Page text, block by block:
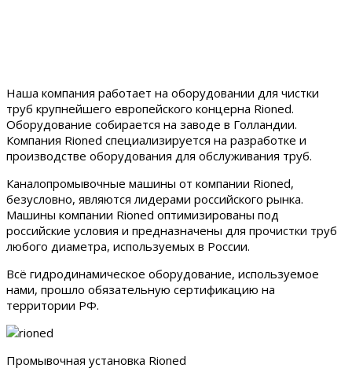
Наша компания работает на оборудовании для чистки
труб крупнейшего европейского концерна Rioned.
Оборудование собирается на заводе в Голландии.
Компания Rioned специализируется на разработке и
производстве оборудования для обслуживания труб.
Каналопромывочные машины от компании Rioned,
безусловно, являются лидерами российского рынка.
Машины компании Rioned оптимизированы под
российские условия и предназначены для прочистки труб
любого диаметра, используемых в России.
Всё гидродинамическое оборудование, используемое
нами, прошло обязательную сертификацию на
территории РФ.
Промывочная установка Rioned